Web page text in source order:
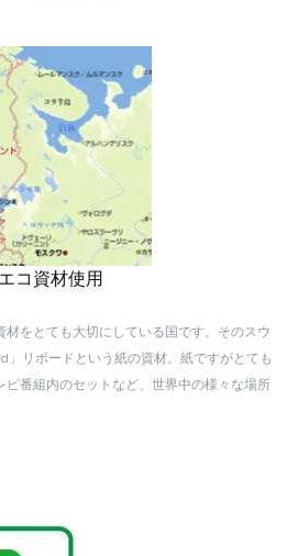
コ資材使用
材をとても大切にしている国です。そのスウ
」リボードという紙の資材。紙ですがとても
ビ番組内のセットなど、世界中の様々な場所